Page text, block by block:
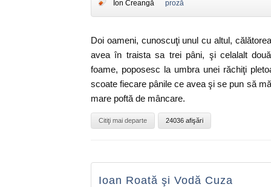
Ion Creangă proză
Doi oameni, cunoscuţi unul cu altul,
avea în traista sa trei pâni, şi celalalt
foame, poposesc la umbra unei răchiţi
scoate fiecare pânile ce avea şi se pun să
mare poftă de mâncare.
Citiţi mai departe 24036 afişări
Ioan Roată şi Vodă Cuza